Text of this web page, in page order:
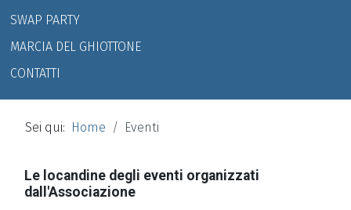
SWAP PARTY
MARCIA DEL GHIOTTONE
CONTATTI
Sei qui: Home Eventi
Le locandine degli eventi organizzati
dall'Associazione